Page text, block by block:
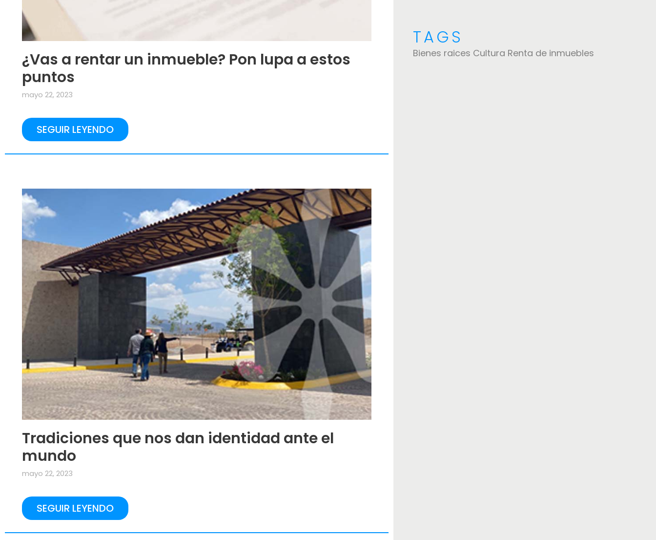
¿Vas a rentar un inmueble? Pon lupa a estos
puntos
mayo 22, 2023
SEGUIR LEYENDO
Tradiciones que nos dan identidad ante el
mundo
mayo 22, 2023
SEGUIR LEYENDO
TAGS
Bienes raices Cultura Renta de inmuebles